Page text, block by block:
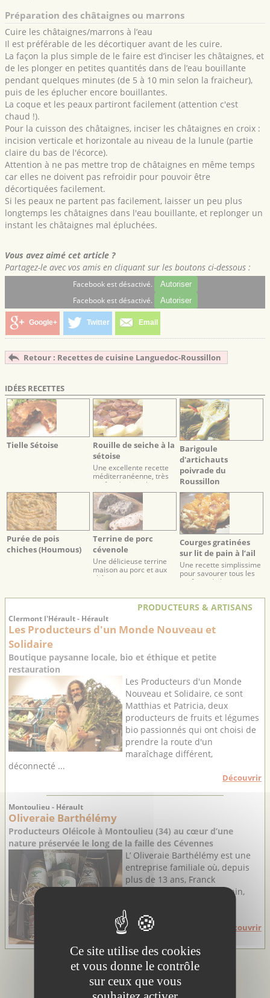
Préparation des châtaignes ou marrons
Cuire les châtaignes/marrons à l’eau
Il est préférable de les décortiquer avant de les cuire.
La façon la plus simple de le faire est d’inciser les châtaignes, et
de les plonger en petites quantités dans de l’eau bouillante
pendant quelques minutes (de 5 à 10 min selon la fraicheur),
puis de les éplucher encore bouillantes.
La coque et les peaux partiront facilement (attention c'est
chaud !).
Pour la cuisson des châtaignes, inciser les châtaignes en croix :
incision verticale et horizontale au niveau de la lunule (partie
claire du bas de l'écorce).
Attention à ne pas mettre trop de châtaignes en même temps
car elles ne doivent pas refroidir pour pouvoir être
décortiquées facilement.
Si les peaux ne partent pas facilement, laisser un peu plus
longtemps les châtaignes dans l'eau bouillante, et replonger un
instant les châtaignes mal épluchées.
Vous avez aimé cet article ?
Partagez-le avec vos amis en cliquant sur les boutons ci-dessous :
Facebook est désactivé. Autoriser
Facebook est désactivé. Autoriser
Google+ Twitter Email
Retour : Recettes de cuisine Languedoc-Roussillon
IDÉES RECETTES
Tielle Sétoise
Rouille de seiche à la
sétoise
Une excellente recette
méditerranéenne, très
parfumée, simple et
conviviale.
Barigoule
d'artichauts
poivrade du
Roussillon
Purée de pois
chiches (Houmous)
Terrine de porc
cévenole
Une délicieuse terrine
maison au porc et aux
châtaignes
Courges gratinées
sur lit de pain à l’ail
Une recette simplissime
pour savourer tous les
parfums de la courge.
PRODUCTEURS & ARTISANS
Clermont l'Hérault - Hérault
Les Producteurs d'un Monde Nouveau et
Solidaire
Boutique paysanne locale, bio et éthique et petite
restauration
Les Producteurs d'un Monde
Nouveau et Solidaire, ce sont
Matthias et Patricia, deux
producteurs de fruits et légumes
bio passionnés qui ont choisi de
prendre la route d'un
maraîchage différent,
déconnecté ...
Découvrir
Montoulieu - Hérault
Oliveraie Barthélémy
Producteurs Oléicole à Montoulieu (34) au cœur d’une
nature préservée le long de la faille des Cévennes
L’ Oliveraie Barthélémy est une
entreprise familiale où, depuis
plus de 13 ans, Franck
Barthélémy et son père Alain,
travaillent l’olive au fil ...
Découvrir
Ce site utilise des cookies
et vous donne le contrôle
sur ceux que vous